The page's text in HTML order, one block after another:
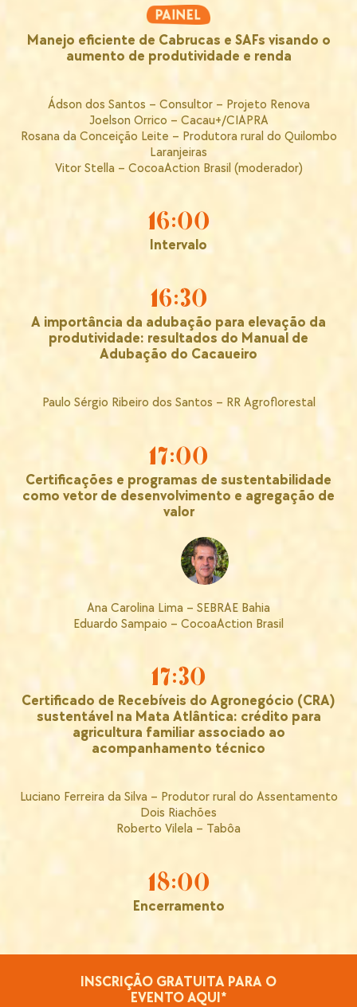
Manejo eficiente de Cabrucas e SAFs visando o
aumento de produtividade e renda
Ádson dos Santos – Consultor – Projeto Renova
Joelson Orrico – Cacau+/CIAPRA
Rosana da Conceição Leite – Produtora rural do Quilombo
Laranjeiras
Vitor Stella – CocoaAction Brasil (moderador)
16:00
Intervalo
16:30
A importância da adubação para elevação da
produtividade: resultados do Manual de
Adubação do Cacaueiro
Paulo Sérgio Ribeiro dos Santos – RR Agroflorestal
17:00
Certificações e programas de sustentabilidade
como vetor de desenvolvimento e agregação de
valor
Ana Carolina Lima – SEBRAE Bahia
Eduardo Sampaio – CocoaAction Brasil
17:30
Certificado de Recebíveis do Agronegócio (CRA)
sustentável na Mata Atlântica: crédito para
agricultura familiar associado ao
acompanhamento técnico
Luciano Ferreira da Silva – Produtor rural do Assentamento
Dois Riachões
Roberto Vilela – Tabôa
18:00
Encerramento
INSCRIÇÃO GRATUITA PARA O
EVENTO AQUI*